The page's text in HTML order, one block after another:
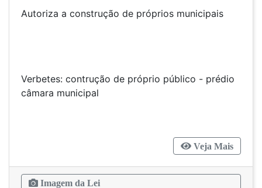
Autoriza a construção de próprios municipais
Verbetes: contrução de próprio público - prédio
câmara municipal
Veja Mais
Imagem da Lei